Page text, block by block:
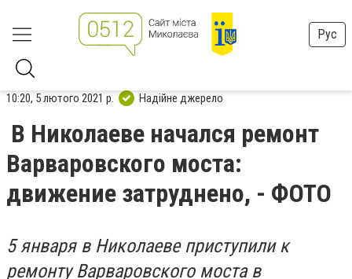
Рус
10:20, 5 лютого 2021 р. Надійне джерело
В Николаеве начался ремонт
Варваровского моста:
движение затруднено, - ФОТО
5 января в Николаеве приступили к
ремонту Варваровского моста в